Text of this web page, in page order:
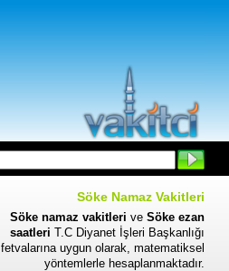
Söke Namaz Vakitleri
Söke namaz vakitleri ve Söke ezan
saatleri T.C Diyanet İşleri Başkanlığı
fetvalarına uygun olarak, matematiksel
yöntemlerle hesaplanmaktadır.